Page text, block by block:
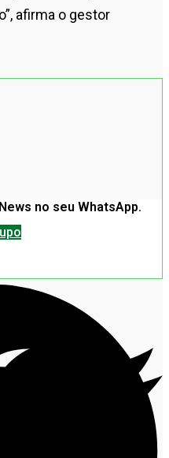
afirma o gestor
no seu WhatsApp.